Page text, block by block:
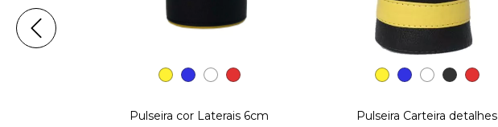
Pulseira cor Laterais 6cm Pulseira Carteira detalhes